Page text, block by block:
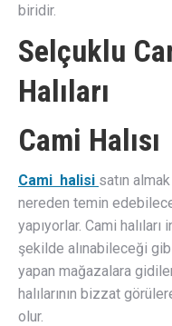
biridir.
Selçuklu
Halıları
Cami Halısı
Cami halisi satın
nereden temin
yapıyorlar. Cami
şekilde alınabileceği
yapan mağazalara
halılarının bizzat
olur.